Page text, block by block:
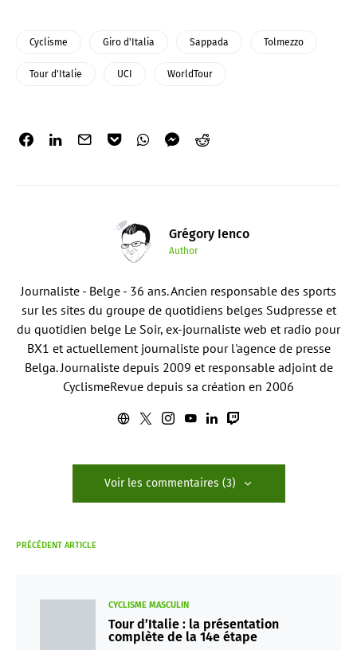
Cyclisme Giro d'Italia Sappada Tolmezzo
Tour d'Italie UCI WorldTour
Grégory Ienco
Author
Journaliste - Belge - 36 ans. Ancien responsable des sports
sur les sites du groupe de quotidiens belges Sudpresse et
du quotidien belge Le Soir, ex-journaliste web et radio pour
BX1 et actuellement journaliste pour l'agence de presse
Belga. Journaliste depuis 2009 et responsable adjoint de
CyclismeRevue depuis sa création en 2006
Voir les commentaires (3)
PRÉCÉDENT ARTICLE
CYCLISME MASCULIN
Tour d’Italie : la présentation
complète de la 14e étape